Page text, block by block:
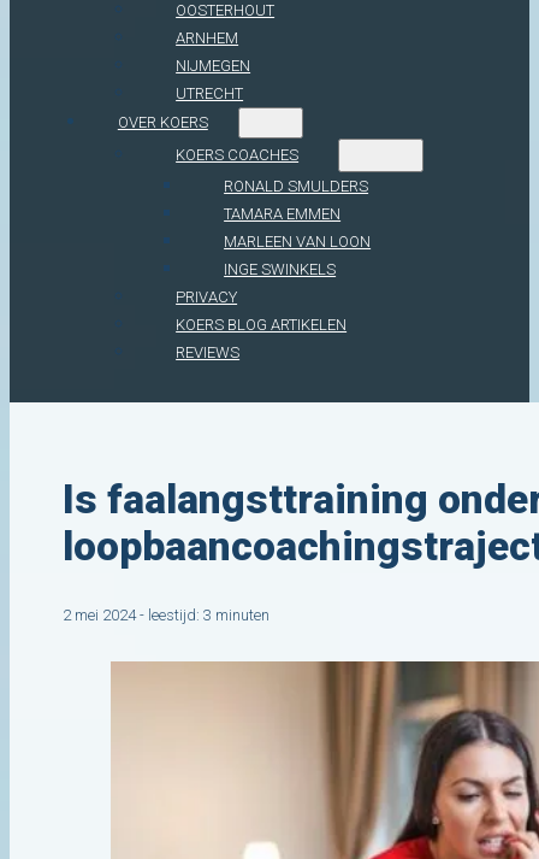
OOSTERHOUT
ARNHEM
NIJMEGEN
UTRECHT
OVER KOERS
KOERS COACHES
RONALD SMULDERS
TAMARA EMMEN
MARLEEN VAN LOON
INGE SWINKELS
PRIVACY
KOERS BLOG ARTIKELEN
REVIEWS
Is faalangsttraining
2 mei 2024 - leestijd: 3 minuten